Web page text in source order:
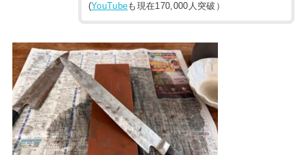
(YouTubeも現在170,000人突破）